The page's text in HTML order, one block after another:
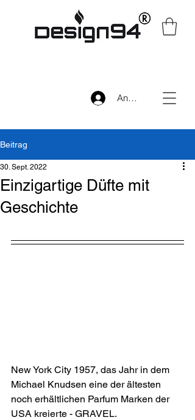
Anmelden
Beitrag
Einzigartige Düfte mit
Geschichte
30. Sept. 2022
New York City 1957, das Jahr in dem
Michael Knudsen eine der ältesten
noch erhältlichen Parfum Marken der
USA kreierte - GRAVEL.